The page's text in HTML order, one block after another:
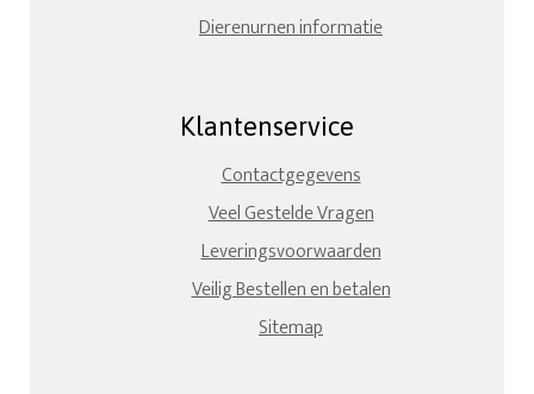
Dierenurnen informatie
Klantenservice
Contactgegevens
Veel Gestelde Vragen
Leveringsvoorwaarden
Veilig Bestellen en betalen
Sitemap